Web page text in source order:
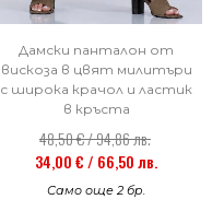
Дамски панталон от
вискоза в цвят милитъри
с широка крачол и ластик
в кръста
48,50 € / 94,86 лв.
34,00 € / 66,50 лв.
Само още 2 бр.